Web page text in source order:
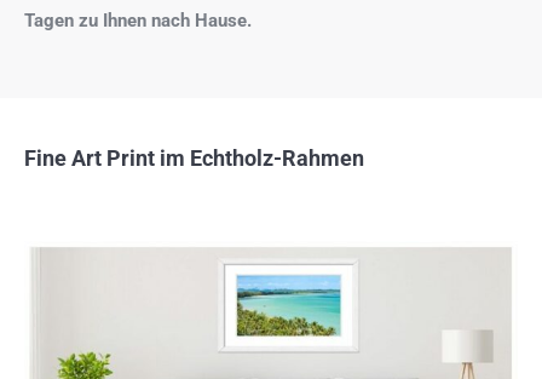
Tagen zu Ihnen nach Hause.
Fine Art Print im Echtholz-Rahmen